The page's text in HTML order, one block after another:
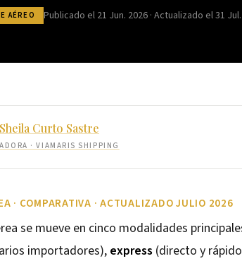
AÉREO Publicado el 21 Jun. 2026 · Actualizado el 31
Sheila Curto Sastre
· VIAMARIS SHIPPING
· COMPARATIVA · ACTUALIZADO JULIO 2026
se mueve en cinco modalidades
importadores), express (directo y